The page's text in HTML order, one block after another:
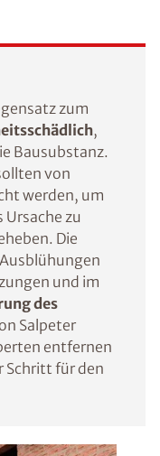
zum
,
Bausubstanz.
von
werden, um
zu
Die
und im
des
Salpeter
entfernen
Schritt für den